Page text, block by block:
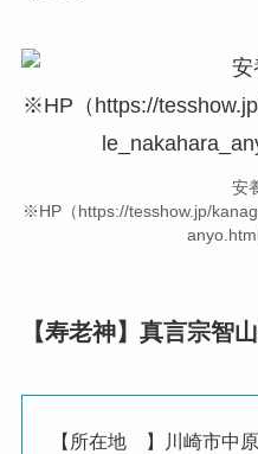
安
※HP（https://tesshow.jp/
【寿老神】真言宗智
【所在地 】川崎市中